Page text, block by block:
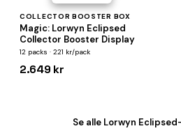
COLLECTOR BOOSTER BOX
Magic: Lorwyn Eclipsed
Collector Booster Display
12 packs · 221 kr/pack
2.649 kr
Se alle Lorwyn